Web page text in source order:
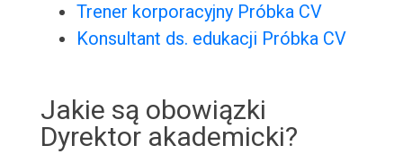
Trener korporacyjny Próbka CV
Konsultant ds. edukacji Próbka CV
Jakie są obowiązki
Dyrektor akademicki?